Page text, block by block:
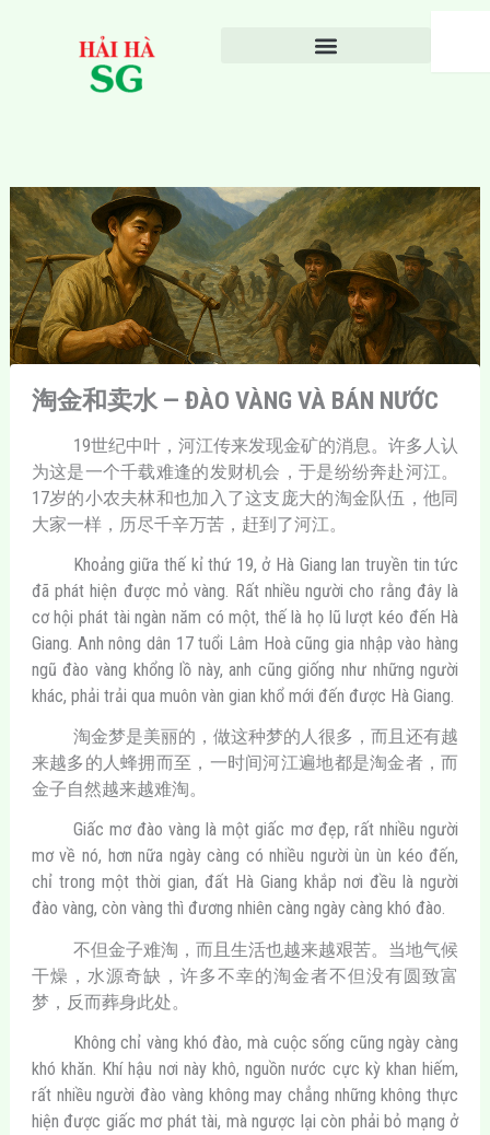
淘金和卖水 — ĐÀO VÀNG VÀ BÁN NƯỚC
19世纪中叶，河江传来发现金矿的消息。许多人认
为这是一个千载难逢的发财机会，于是纷纷奔赴河江。
17岁的小农夫林和也加入了这支庞大的淘金队伍，他同
大家一样，历尽千辛万苦，赶到了河江。
Khoảng giữa thế kỉ thứ 19, ở Hà Giang lan truyền tin tức
đã phát hiện được mỏ vàng. Rất nhiều người cho rằng đây là
cơ hội phát tài ngàn năm có một, thế là họ lũ lượt kéo đến Hà
Giang. Anh nông dân 17 tuổi Lâm Hoà cũng gia nhập vào hàng
ngũ đào vàng khổng lồ này, anh cũng giống như những người
khác, phải trải qua muôn vàn gian khổ mới đến được Hà Giang.
淘金梦是美丽的，做这种梦的人很多，而且还有越
来越多的人蜂拥而至，一时间河江遍地都是淘金者，而
金子自然越来越难淘。
Giấc mơ đào vàng là một giấc mơ đẹp, rất nhiều người
mơ về nó, hơn nữa ngày càng có nhiều người ùn ùn kéo đến,
chỉ trong một thời gian, đất Hà Giang khắp nơi đều là người
đào vàng, còn vàng thì đương nhiên càng ngày càng khó đào.
不但金子难淘，而且生活也越来越艰苦。当地气候
干燥，水源奇缺，许多不幸的淘金者不但没有圆致富
梦，反而葬身此处。
Không chỉ vàng khó đào, mà cuộc sống cũng ngày càng
khó khăn. Khí hậu nơi này khô, nguồn nước cực kỳ khan hiếm,
rất nhiều người đào vàng không may chẳng những không thực
hiện được giấc mơ phát tài, mà ngược lại còn phải bỏ mạng ở